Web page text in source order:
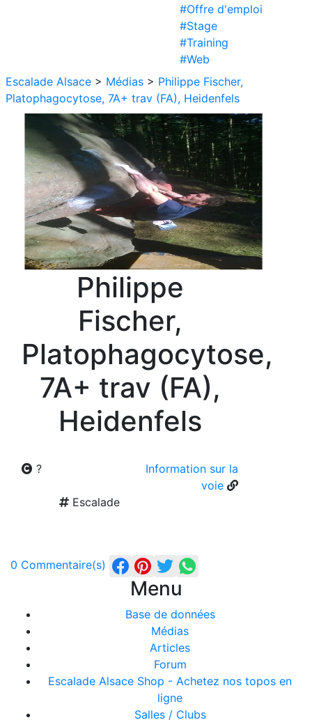
#Offre d'emploi
#Stage
#Training
#Web
Escalade Alsace > Médias > Philippe Fischer,
Platophagocytose, 7A+ trav (FA), Heidenfels
Philippe
Fischer,
Platophagocytose,
7A+ trav (FA),
Heidenfels
?
Information sur la
voie
Escalade
0 Commentaire(s)
Menu
Base de données
Médias
Articles
Forum
Escalade Alsace Shop - Achetez nos topos en
ligne
Salles / Clubs